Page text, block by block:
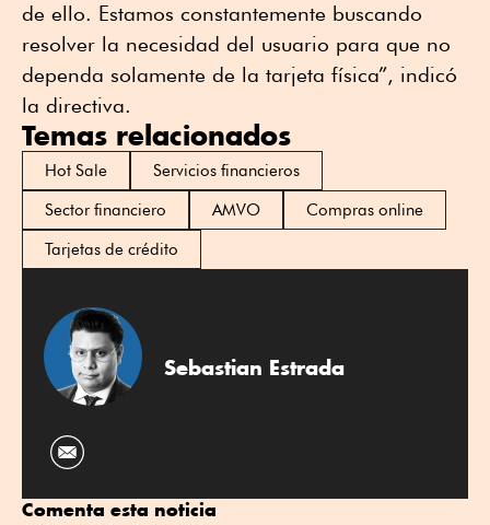
de ello. Estamos constantemente buscando
resolver la necesidad del usuario para que no
dependa solamente de la tarjeta física”, indicó
la directiva.
Temas relacionados
Hot Sale
Servicios financieros
Sector financiero
AMVO
Compras online
Tarjetas de crédito
Sebastian Estrada
Comenta esta noticia